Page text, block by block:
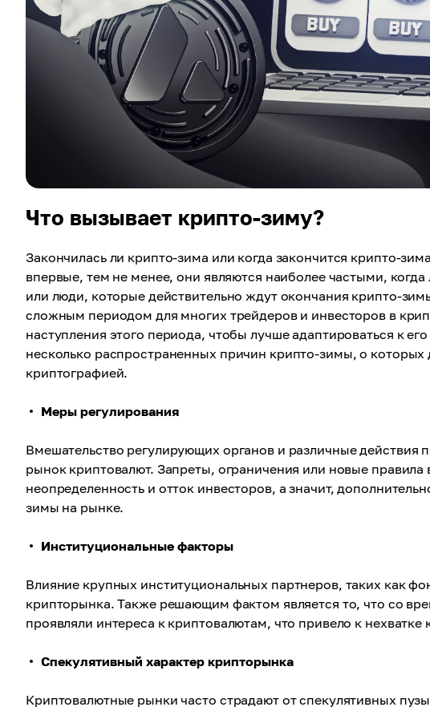
Что вызывает крипто-зиму?
Закончилась ли крипто-зима или когда закончится крипто-
впервые, тем не менее, они являются наиболее частыми,
или люди, которые действительно ждут окончания крипто-
сложным периодом для многих трейдеров и инвесторов в
наступления этого периода, чтобы лучше адаптироваться к
несколько распространенных причин крипто-зимы, о которых
криптографией.
Меры регулирования
Вмешательство регулирующих органов и различные действия
рынок криптовалют. Запреты, ограничения или новые правила
неопределенность и отток инвесторов, а значит,
зимы на рынке.
Институциональные факторы
Влияние крупных институциональных партнеров, таких как
крипторынка. Также решающим фактом является то, что со
проявляли интереса к криптовалютам, что привело к
Спекулятивный характер крипторынка
Криптовалютные рынки часто страдают от спекулятивных